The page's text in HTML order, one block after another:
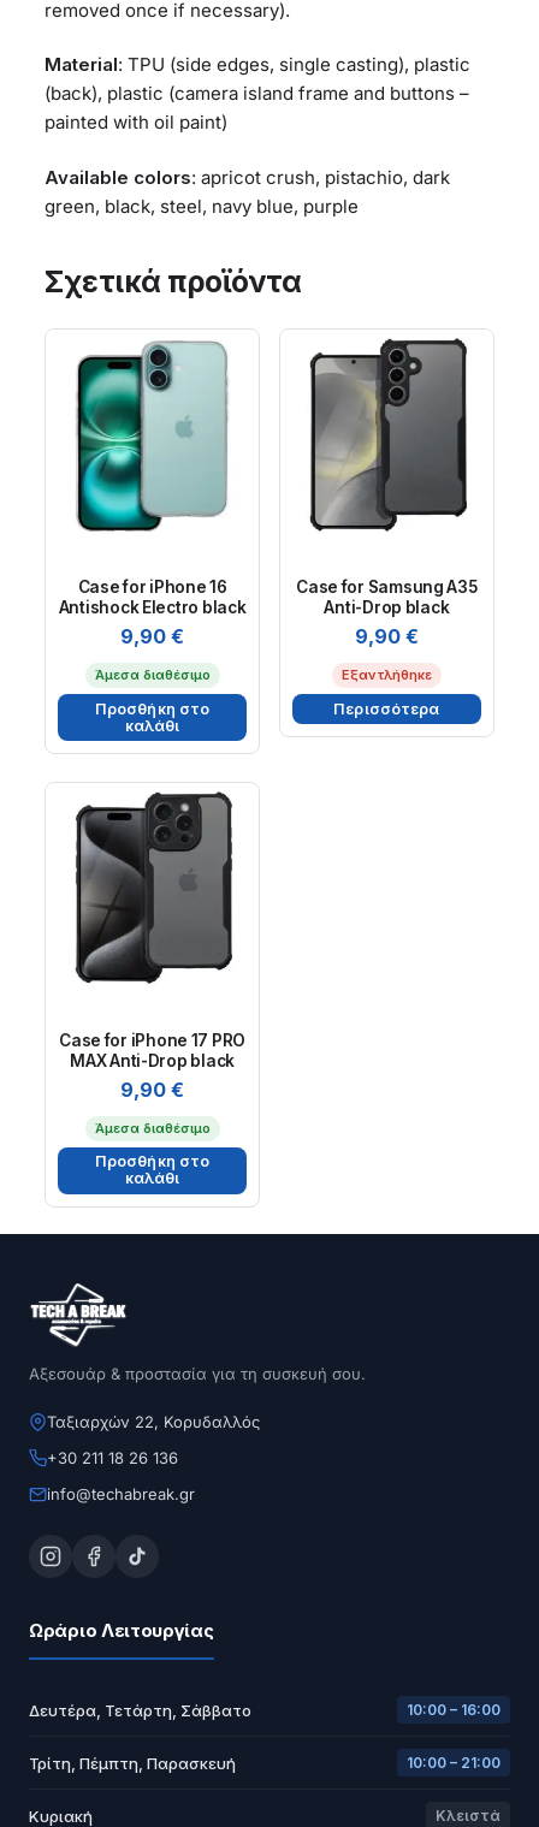
removed once if necessary).
Material: TPU (side edges, single casting), plastic
(back), plastic (camera island frame and buttons –
painted with oil paint)
Available colors: apricot crush, pistachio, dark
green, black, steel, navy blue, purple
Σχετικά προϊόντα
Case for iPhone 16
Antishock Electro black
9,90€
Άμεσα διαθέσιμο
Προσθήκη στο
καλάθι
Case for Samsung A35
Anti-Drop black
9,90 €
Εξαντλήθηκε
Περισσότερα
Case for iPhone 17 PRO
MAX Anti-Drop black
9,90€
Άμεσα διαθέσιμο
Προσθήκη στο
καλάθι
Αξεσουάρ & προστασία για τη συσκευή σου.
Ταξιαρχών 22, Κορυδαλλός
+30 211 18 26 136
info@techabreak.gr
Ωράριο Λειτουργίας
Δευτέρα, Τετάρτη, Σάββατο 10:00 – 16:00
Τρίτη, Πέμπτη, Παρασκευή 10:00 – 21:00
Κυριακή Κλειστά